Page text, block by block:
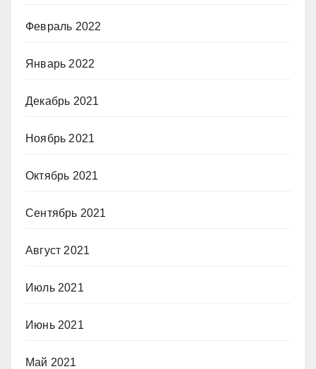
Февраль 2022
Январь 2022
Декабрь 2021
Ноябрь 2021
Октябрь 2021
Сентябрь 2021
Август 2021
Июль 2021
Июнь 2021
Май 2021